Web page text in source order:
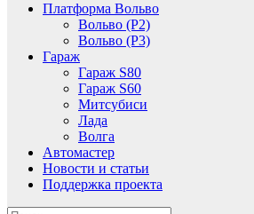
Платформа Вольво
Вольво (P2)
Вольво (P3)
Гараж
Гараж S80
Гараж S60
Митсубиси
Лада
Волга
Автомастер
Новости и статьи
Поддержка проекта